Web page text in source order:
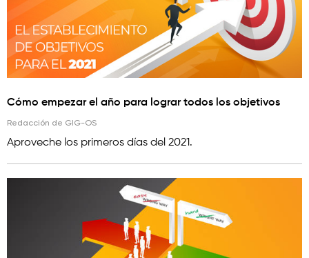
Cómo empezar el año para lograr todos los objetivos
Redacción de GIG-OS
Aproveche los primeros días del 2021.